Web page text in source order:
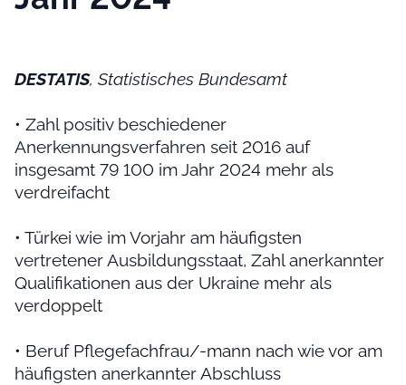
DESTATIS, Statistisches Bundesamt
• Zahl positiv beschiedener
Anerkennungsverfahren seit 2016 auf
insgesamt 79 100 im Jahr 2024 mehr als
verdreifacht
• Türkei wie im Vorjahr am häufigsten
vertretener Ausbildungsstaat, Zahl anerkannter
Qualifikationen aus der Ukraine mehr als
verdoppelt
• Beruf Pflegefachfrau/-mann nach wie vor am
häufigsten anerkannter Abschluss